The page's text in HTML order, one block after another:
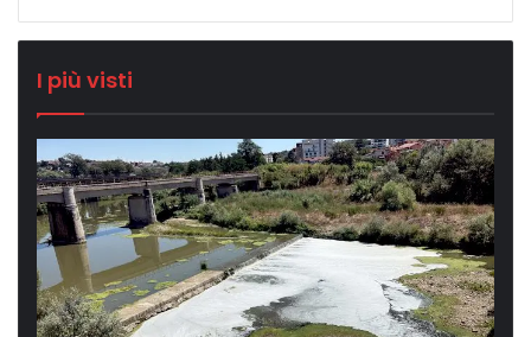
I più visti